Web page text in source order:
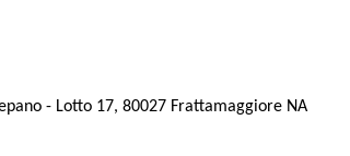
- Lotto 17, 80027 Frattamaggiore NA